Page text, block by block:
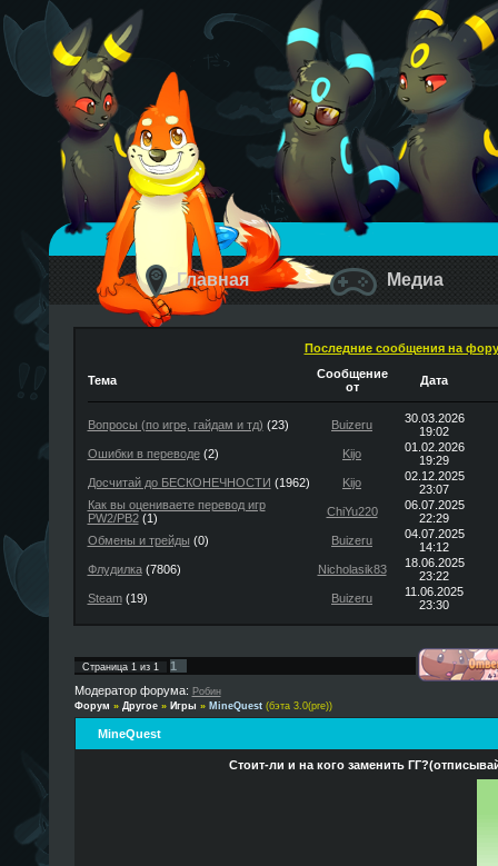
Главная Медиа
Последние сообщения на
Тема
Сообщение
от
Дата
Вопросы (по игре, гайдам и тд) (23) Buizeru
30.03.2026
19:02
Ошибки в переводе(2) Kijo
01.02.2026
19:29
Досчитай до БЕСКОНЕЧНОСТИ (1962) Kijo
02.12.2025
23:07
Как вы оцениваете перевод игр
PW2/PB2(1) ChiYu220
06.07.2025
22:29
Обмены и трейды (0) Buizeru
04.07.2025
14:12
Флудилка(7806) Nicholasik83
18.06.2025
23:22
Steam(19) Buizeru
11.06.2025
23:30
Страница 1из 1
1
Модератор форума: Робин
Форум » Другое » Игры » MineQuest (бэта 3.0(pre))
MineQuest
Стоит-ли и на кого заменить